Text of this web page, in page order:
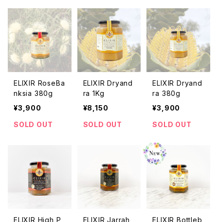
ELIXIR RoseBa
nksia 380g
¥3,900
SOLD OUT
ELIXIR Dryand
ra 1Kg
¥8,150
SOLD OUT
ELIXIR Dryand
ra 380g
¥3,900
SOLD OUT
ELIXIR High P ELIXIR Jarrah ELIXIR Bottleb